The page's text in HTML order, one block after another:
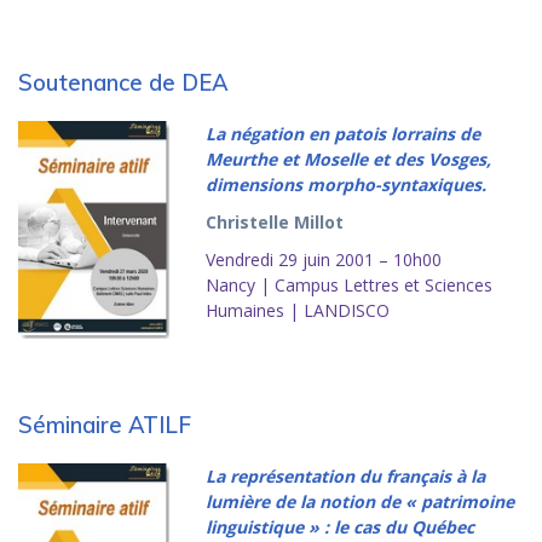
Soutenance de DEA
La négation en patois lorrains de
Meurthe et Moselle et des Vosges,
dimensions morpho-syntaxiques.
Christelle Millot
Vendredi 29 juin 2001 – 10h00
Nancy | Campus Lettres et Sciences
Humaines | LANDISCO
Séminaire ATILF
La représentation du français à la
lumière de la notion de « patrimoine
linguistique » : le cas du Québec